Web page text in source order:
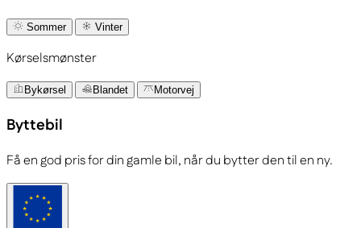
Sommer Vinter
Kørselsmønster
Bykørsel Blandet Motorvej
Byttebil
Få en god pris for din gamle bil, når du bytter den til en ny.